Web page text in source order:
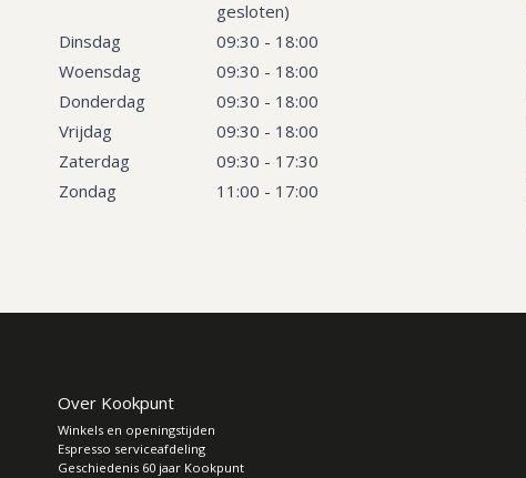
gesloten)
Dinsdag
09:30 - 18:00
Woensdag
09:30 - 18:00
Donderdag
09:30 - 18:00
Vrijdag
09:30 - 18:00
Zaterdag
09:30 - 17:30
Zondag
11:00 - 17:00
Over Kookpunt
Winkels en openingstijden
Espresso serviceafdeling
Geschiedenis 60 jaar Kookpunt